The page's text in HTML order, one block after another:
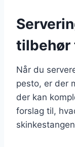
tilbehør
Når du
pesto, er der
der kan
forslag til,